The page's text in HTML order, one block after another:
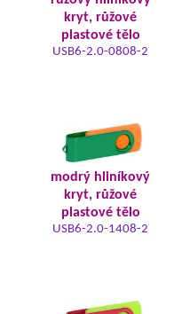
kryt, růžové
plastové tělo
USB6-2.0-0808-2
modrý hliníkový
kryt, růžové
plastové tělo
USB6-2.0-1408-2